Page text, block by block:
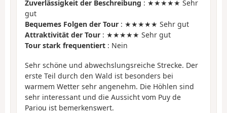
Zuverlässigkeit der Beschreibung : ★★★★★ Sehr
gut
Bequemes Folgen der Tour : ★★★★★ Sehr gut
Attraktivität der Tour : ★★★★★ Sehr gut
Tour stark frequentiert : Nein
Sehr schöne und abwechslungsreiche Strecke. Der
erste Teil durch den Wald ist besonders bei
warmem Wetter sehr angenehm. Die Höhlen sind
sehr interessant und die Aussicht vom Puy de
Pariou ist bemerkenswert.